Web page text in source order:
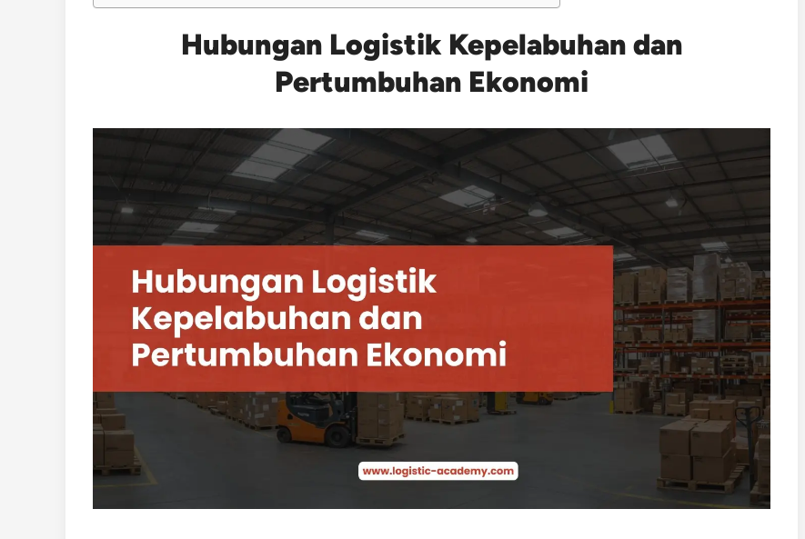
Hubungan Logistik Kepelabuhan dan
Pertumbuhan Ekonomi